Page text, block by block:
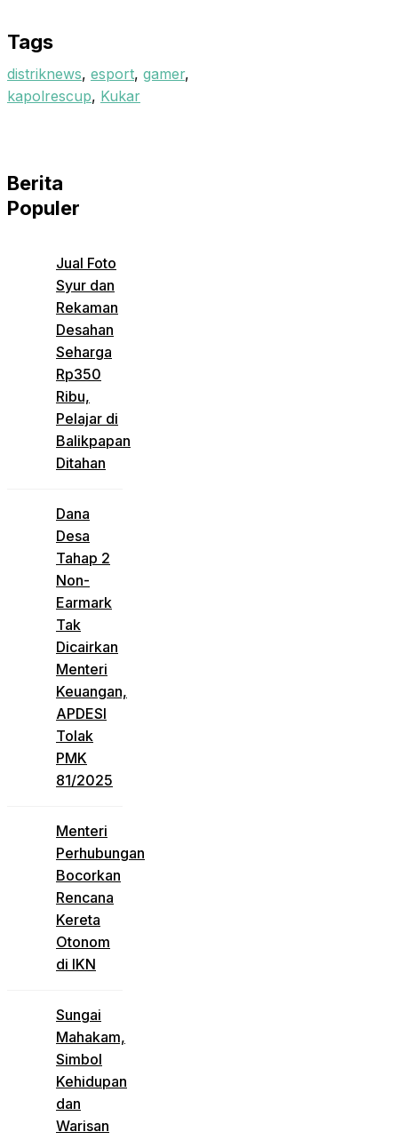
Tags
distriknews, esport, gamer,
kapolrescup, Kukar
Berita
Populer
Jual Foto
Syur dan
Rekaman
Desahan
Seharga
Rp350
Ribu,
Pelajar di
Balikpapan
Ditahan
Dana
Desa
Tahap 2
Non-
Earmark
Tak
Dicairkan
Menteri
Keuangan,
APDESI
Tolak
PMK
81/2025
Menteri
Perhubungan
Bocorkan
Rencana
Kereta
Otonom
di IKN
Sungai
Mahakam,
Simbol
Kehidupan
dan
Warisan